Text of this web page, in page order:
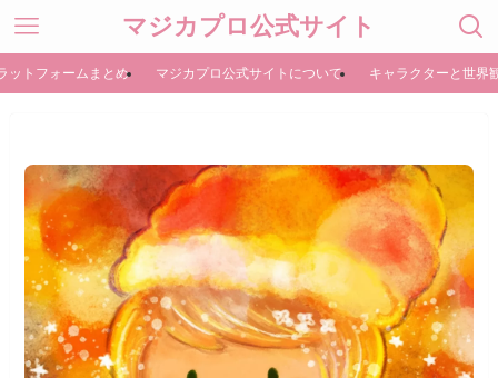
マジカプロ公式サイト
ットフォームまとめ マジカプロ公式サイトについて キャラクターと世界